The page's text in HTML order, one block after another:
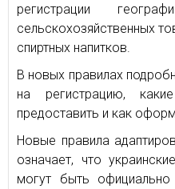
регистрации
сельскохозяйственных
спиртных напитков.
В новых правилах
на регистрацию,
предоставить и как
Новые правила
означает, что
могут быть